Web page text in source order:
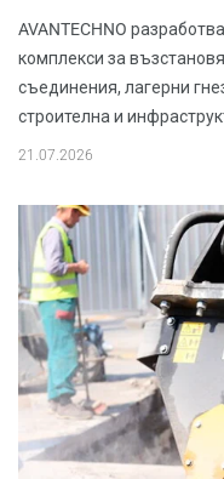
AVANTECHNO
комплекси за
съединения, лагерни
строителна и
21.07.2026